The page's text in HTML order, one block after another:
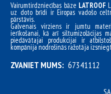
Vairumtirdzniecības bāze LATROOF
uz doto brīdi ir Eiropas vadošo
pārstāvis.
Galvenais virziens ir jumtu
ierīkošanai, kā arī siltumizolācijas
piedāvātajai produkcijai ir
kompānija nodrošinās ražotāja
ZVANIET MUMS: 67341112